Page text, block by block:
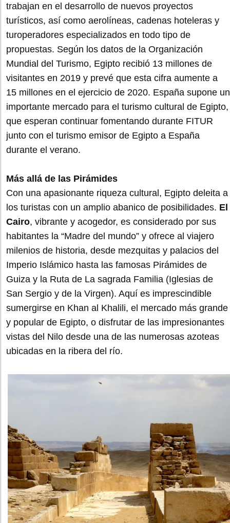
trabajan en el desarrollo de nuevos proyectos
turísticos, así como aerolíneas, cadenas hoteleras y
turoperadores especializados en todo tipo de
propuestas. Según los datos de la Organización
Mundial del Turismo, Egipto recibió 13 millones de
visitantes en 2019 y prevé que esta cifra aumente a
15 millones en el ejercicio de 2020. España supone un
importante mercado para el turismo cultural de Egipto,
que esperan continuar fomentando durante FITUR
junto con el turismo emisor de Egipto a España
durante el verano.
Más allá de las Pirámides
Con una apasionante riqueza cultural, Egipto deleita a
los turistas con un amplio abanico de posibilidades. El
Cairo, vibrante y acogedor, es considerado por sus
habitantes la “Madre del mundo” y ofrece al viajero
milenios de historia, desde mezquitas y palacios del
Imperio Islámico hasta las famosas Pirámides de
Guiza y la Ruta de La sagrada Familia (Iglesias de
San Sergio y de la Virgen). Aquí es imprescindible
sumergirse en Khan al Khalili, el mercado más grande
y popular de Egipto, o disfrutar de las impresionantes
vistas del Nilo desde una de las numerosas azoteas
ubicadas en la ribera del río.